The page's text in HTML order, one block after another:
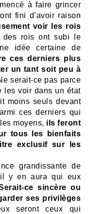
à faire grincer
fini d’avoir raison
voir les rois
des rois ont subi le
idée certaine de
ces derniers plus
un tant soit peu à
serait-ce pas parce
les voir dans un état
moins seuls devant
ces derniers qui
moyens, ils feront
tous les bienfaits
exclusif sur les
grandissante de
il y en aura qui eux
ce sincère ou
ses privilèges
seront ceux qui